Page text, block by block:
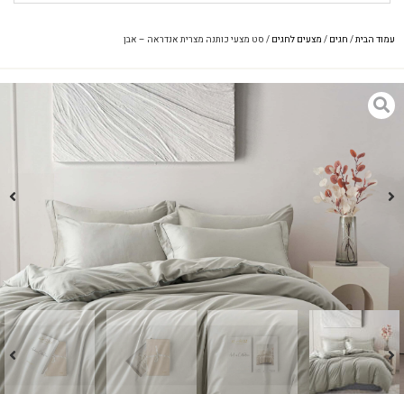
עמוד הבית/ חגים / מצעים לחגים / סט מצעי כותנה מצרית אנדראה – אבן